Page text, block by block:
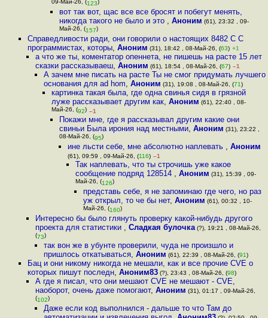
09-Май-26, (123)
вот так вот, щас все все бросят и побегут менять,
никогда такого не было и это ,Аноним (61), 23:32 , 09-
Май-26, (157)
Справедливости ради, они говорили о настоящих 8482 C C
программистах, которы, Аноним (31), 18:42 , 08-Май-26, (63) +1
а что же ты, коментатор опеннета, не пишешь на расте 15 лет
сказки рассказываеш,Аноним (61), 18:54 , 08-Май-26, (67) –1
А зачем мне писать на расте Ты не смог придумать лучшего
основания для ad hom, Аноним (31), 19:08 , 08-Май-26, (71)
картинка такая была, где одна свинья сидя в грязной
луже рассказывает другим как, Аноним (61), 22:40 , 08-
Май-26, (92) –1
Покажи мне, где я рассказывал другим какие они
свиньи Была ирония над местными,Аноним (31), 23:22 ,
08-Май-26, (95)
ине льсти себе, мне абсолютно наплевать , Аноним
(61), 09:59 , 09-Май-26, (116) –1
Так наплевать, что ты строчишь уже какое
сообщение подряд 128514 , Аноним (31), 15:39 , 09-
Май-26, (126)
представь себе, я не запоминаю где чего, но раз
уж открыл, то че бы нет,Аноним (61), 00:32 , 10-
Май-26, (160)
Интересно бы было глянуть проверку какой-нибудь другого
проекта для статистики ,Сладкая булочка (?), 19:21 , 08-Май-26,
(73)
так вон же в убунте проверили, чуда не произшло и
пришлось откатываться, Аноним (61), 22:39 , 08-Май-26, (91)
Бац и они никому никогда не мешали, как и все прочие CVE о
которых пишут последн, Аноним83(?), 23:43 , 08-Май-26, (98)
А где я писал, что они мешают CVE не мешают - CVE,
наоборот, очень даже помогают,Аноним (31), 01:17 , 09-Май-26,
(102)
Даже если код выполнился - дальше то что Там до